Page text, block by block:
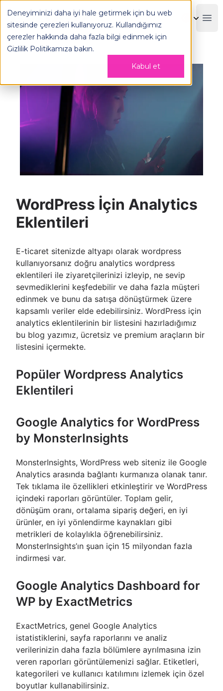
Deneyiminizi daha iyi hale getirmek için bu web
sitesinde çerezleri kullanıyoruz. Kullandığımız
çerezler hakkında daha fazla bilgi edinmek için
Gizlilik Politikamıza bakın.
Kabul et
OPLOG
WordPress İçin Analytics
Eklentileri
E-ticaret sitenizde altyapı olarak wordpress
kullanıyorsanız doğru analytics wordpress
eklentileri ile ziyaretçilerinizi izleyip, ne sevip
sevmediklerini keşfedebilir ve daha fazla müşteri
edinmek ve bunu da satışa dönüştürmek üzere
kapsamlı veriler elde edebilirsiniz. WordPress için
analytics eklentilerinin bir listesini hazırladığımız
bu blog yazımız, ücretsiz ve premium araçların bir
listesini içermekte.
Popüler Wordpress Analytics
Eklentileri
Google Analytics for WordPress
by MonsterInsights
MonsterInsights, WordPress web siteniz ile Google
Analytics arasında bağlantı kurmanıza olanak tanır.
Tek tıklama ile özellikleri etkinleştirir ve WordPress
içindeki raporları görüntüler. Toplam gelir,
dönüşüm oranı, ortalama sipariş değeri, en iyi
ürünler, en iyi yönlendirme kaynakları gibi
metrikleri de kolaylıkla öğrenebilirsiniz.
MonsterInsights’ın şuan için 15 milyondan fazla
indirmesi var.
Google Analytics Dashboard for
WP by ExactMetrics
ExactMetrics, genel Google Analytics
istatistiklerini, sayfa raporlarını ve analiz
verilerinizin daha fazla bölümlere ayrılmasına izin
veren raporları görüntülemenizi sağlar. Etiketleri,
kategorileri ve kullanıcı katılımını izlemek için özel
boyutlar kullanabilirsiniz.